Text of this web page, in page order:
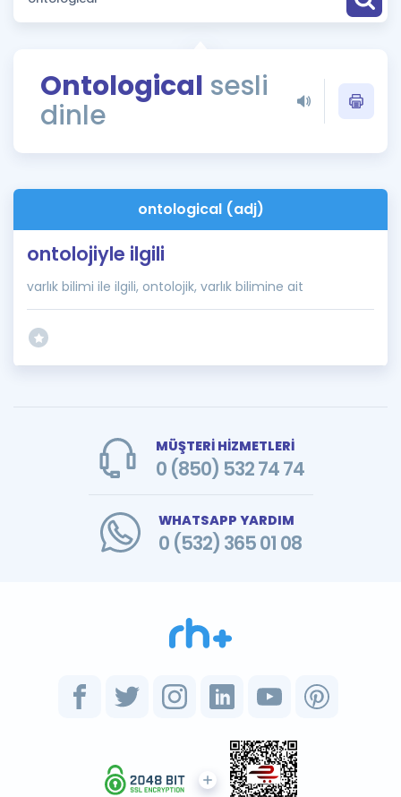
Puan Hesaplama
ÖSYM Sınav Takvimi
Kampanyalar
İngilizce Gramer
Ontological sesli
dinle
ontological (adj)
ontolojiyle ilgili
varlık bilimi ile ilgili, ontolojik, varlık bilimine ait
MÜŞTERİ HİZMETLERİ
0 (850) 532 74 74
WHATSAPP YARDIM
0 (532) 365 01 08